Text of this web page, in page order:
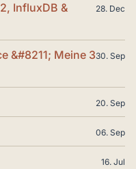
InfluxDB &
28. Dec
&#8211; Meine 330. Sep
20. Sep
06. Sep
16. Jul